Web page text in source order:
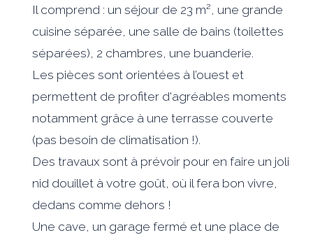
Il comprend : un séjour de 23 m², une grande
cuisine séparée, une salle de bains (toilettes
séparées), 2 chambres, une buanderie.
Les pièces sont orientées à l’ouest et
permettent de profiter d'agréables moments
notamment grâce à une terrasse couverte
(pas besoin de climatisation !).
Des travaux sont à prévoir pour en faire un joli
nid douillet à votre goût, où il fera bon vivre,
dedans comme dehors !
Une cave, un garage fermé et une place de